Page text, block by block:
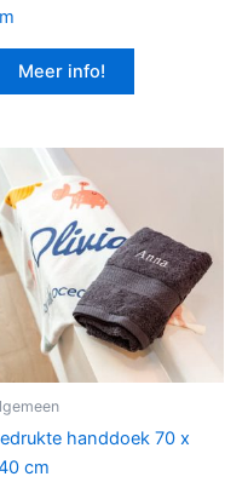
Meer info!
handdoek 70 x
cm